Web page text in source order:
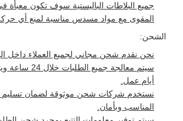
جميع البلاطات الباليستية سوف تكون
المقوى مع مواد مسدس مناسبة لمنع أي حركة
الشحن:
نحن نقدم شحن مجاني لجميع العملاء داخل
أيام عمل.
نستخدم شركات شحن موثوقة لضمان
المناسب وبأمان.